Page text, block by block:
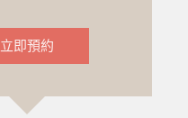
立即預約